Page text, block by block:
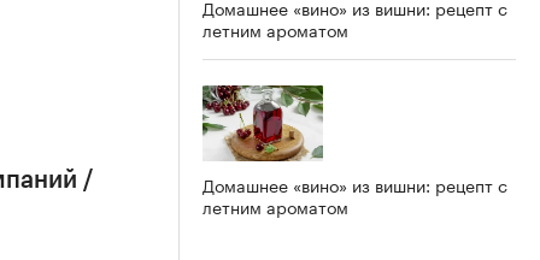
/
Домашнее «вино» из вишни: рецепт с
летним ароматом
Домашнее «вино» из вишни: рецепт с
летним ароматом